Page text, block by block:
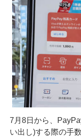
7月8日から、
い出し)する際の手